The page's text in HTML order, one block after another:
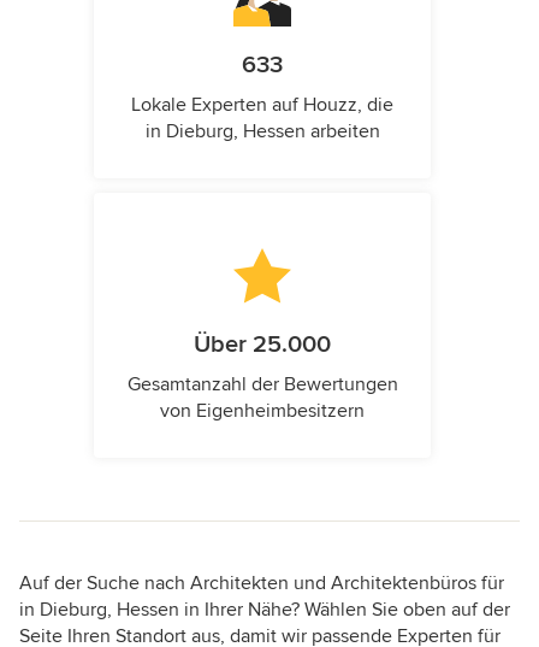
633
Lokale Experten auf Houzz, die
in Dieburg, Hessen arbeiten
Über 25.000
Gesamtanzahl der Bewertungen
von Eigenheimbesitzern
Auf der Suche nach Architekten und Architektenbüros für
in Dieburg, Hessen in Ihrer Nähe? Wählen Sie oben auf der
Seite Ihren Standort aus, damit wir passende Experten für